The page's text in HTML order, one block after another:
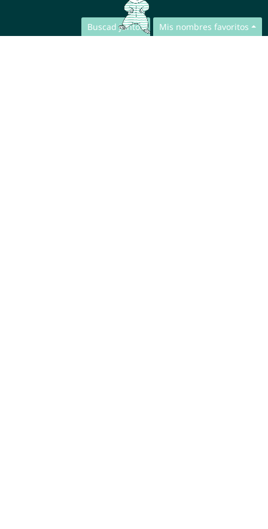
Buscad juntos Mis nombres favoritos